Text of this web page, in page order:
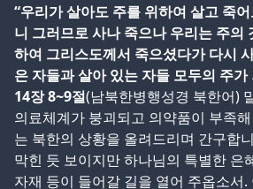
“우리가 살아도 주를 위하여 살고 죽
니 그러므로 사나 죽으나 우리는 주의
하여 그리스도께서 죽으셨다가 다시
은 자들과 살아 있는 자들 모두의 주가
14장 8~9절(남북한병행성경 북한어)
의료체계가 붕괴되고 의약품이 부족
는 북한의 상황을 올려드리며 간구합
막힌 듯 보이지만 하나님의 특별한 은
자재 등이 들어갈 길을 열어 주옵소서